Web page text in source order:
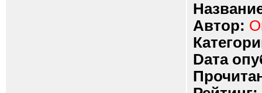
Автор:
Dата